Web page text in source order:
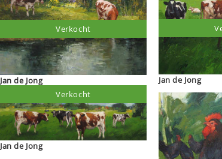
Jan de Jong
Verkocht
Jan de Jong
Verkocht
Jan de Jong